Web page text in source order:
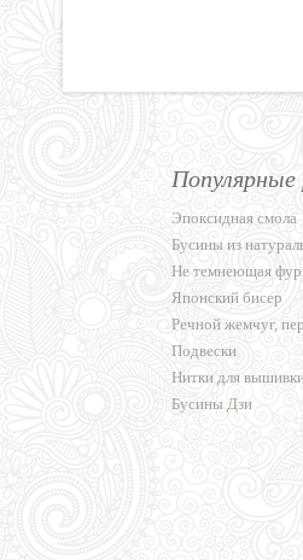
Популярные
Эпоксидная смола
Бусины из
Не темнеющая
Японский бисер
Речной жемчуг,
Подвески
Нитки для
Бусины Дзи